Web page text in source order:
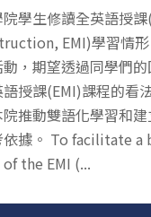
學生修讀全英語授課
EMI)學習情形
，期望透過同學們
授課(EMI)課程的看
推動雙語化學習和
依據。 To facilitate
the EMI (...